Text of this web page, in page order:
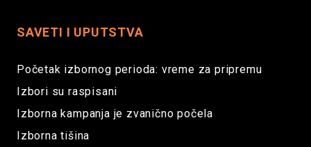
SAVETI I UPUTSTVA
Početak izbornog perioda: vreme za pripremu
Izbori su raspisani
Izborna kampanja je zvanično počela
Izborna tišina